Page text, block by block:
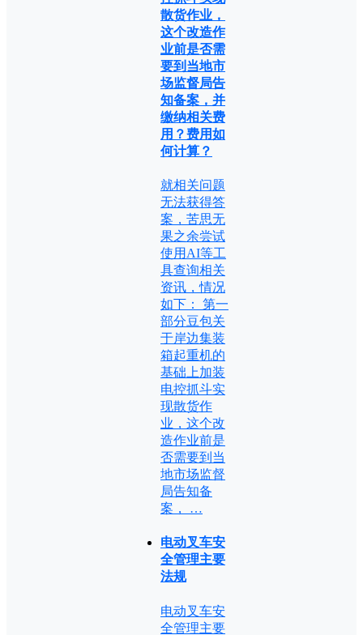
散货作业，
这个改造作
业前是否需
要到当地市
场监督局告
知备案，并
缴纳相关费
用？费用如
何计算？
就相关问题
无法获得答
案，苦思无
果之余尝试
使用AI等工
具查询相关
资讯，情况
如下： 第一
部分豆包关
于岸边集装
箱起重机的
基础上加装
电控抓斗实
现散货作
业，这个改
造作业前是
否需要到当
地市场监督
局告知备
案， …
电动叉车安
全管理主要
法规
电动叉车安
全管理主要